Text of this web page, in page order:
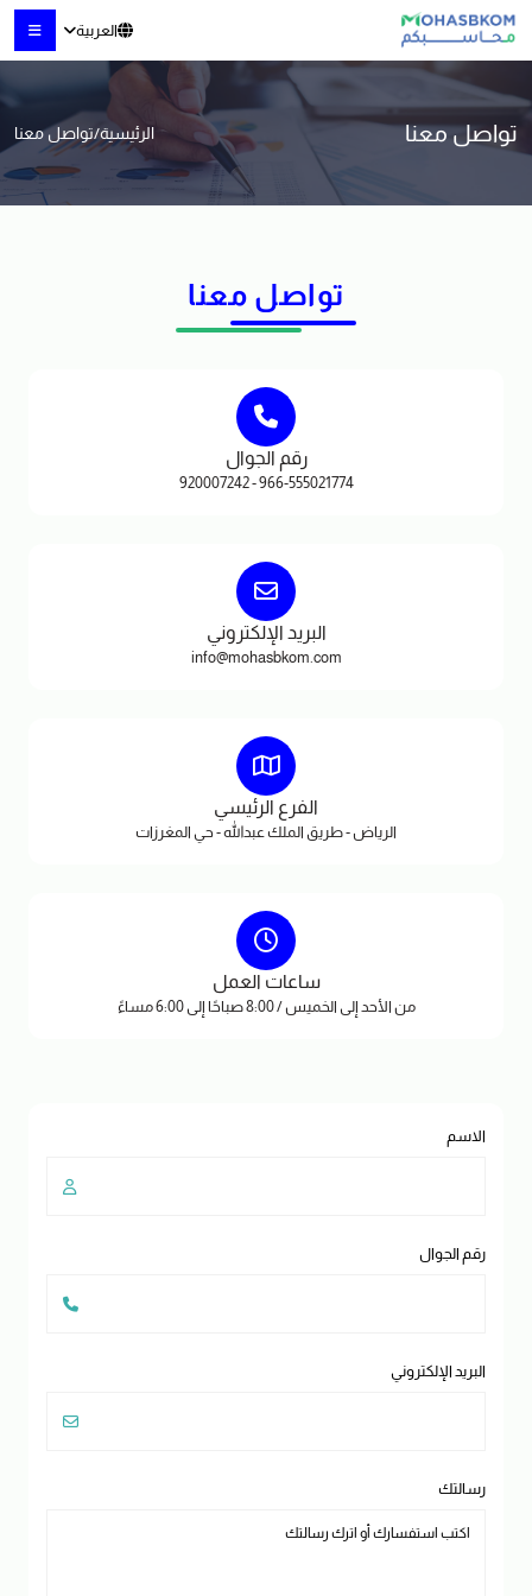
العربية
تواصل معنا الرئيسية/تواصل معنا
تواصل معنا
رقم الجوال
966-555021774 - 920007242
البريد الإلكتروني
info@mohasbkom.com
الفرع الرئيسي
الرياض - طريق الملك عبدالله - حي المغرزات
ساعات العمل
من الأحد إلى الخميس / 8:00 صباحًا إلى 6:00 مساءً
الاسم
رقم الجوال
البريد الإلكتروني
رسالتك